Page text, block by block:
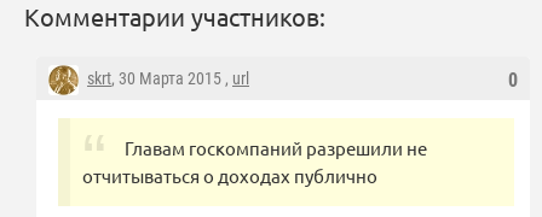
Комментарии участников:
0
skrt, 30 Марта 2015 , url
Главам госкомпаний разрешили не
отчитываться о доходах публично